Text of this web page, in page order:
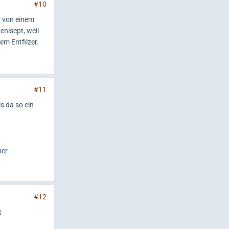
#10
einem
weil
Entfilzer.
#11
da so ein
#12